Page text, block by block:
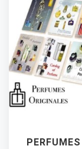
PERFUMES